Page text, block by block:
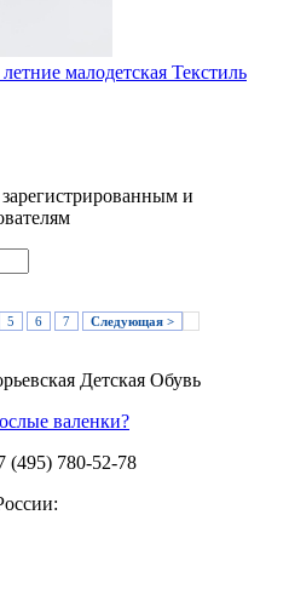
малодетская Текстиль
и
5 6 7 Следующая >
Детская Обувь
валенки?
(495) 780-52-78